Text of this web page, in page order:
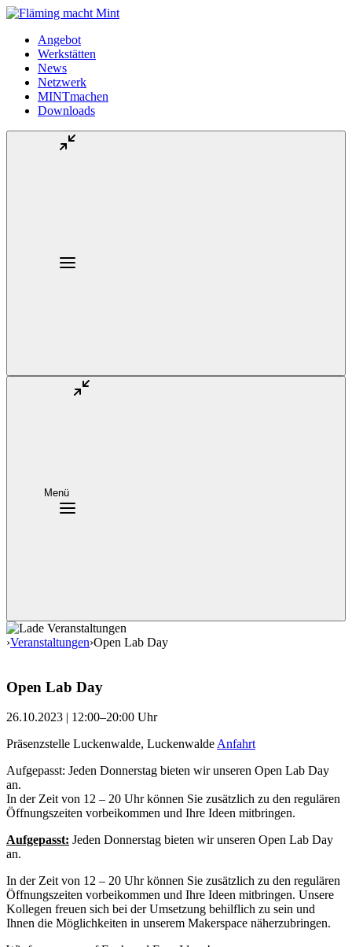
Angebot
Werkstätten
News
Netzwerk
MINTmachen
Downloads
Menü
›Veranstaltungen›Open Lab Day
Open Lab Day
26.10.2023 | 12:00–20:00 Uhr
Präsenzstelle Luckenwalde, LuckenwaldeAnfahrt
Aufgepasst: Jeden Donnerstag bieten wir unseren Open Lab Day
an.
In der Zeit von 12 – 20 Uhr können Sie zusätzlich zu den regulären
Öffnungszeiten vorbeikommen und Ihre Ideen mitbringen.
Aufgepasst: Jeden Donnerstag bieten wir unseren Open Lab Day
an.
In der Zeit von 12 – 20 Uhr können Sie zusätzlich zu den regulären
Öffnungszeiten vorbeikommen und Ihre Ideen mitbringen. Unsere
Kollegen freuen sich bei der Umsetzung behilflich zu sein und
Ihnen die Möglichkeiten in unserem Makerspace näherzubringen.